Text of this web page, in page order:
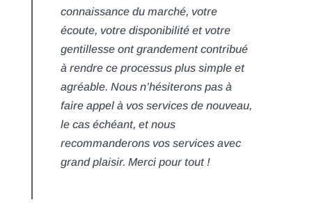
connaissance du marché, votre
écoute, votre disponibilité et votre
gentillesse ont grandement contribué
à rendre ce processus plus simple et
agréable. Nous n’hésiterons pas à
faire appel à vos services de nouveau,
le cas échéant, et nous
recommanderons vos services avec
grand plaisir. Merci pour tout !